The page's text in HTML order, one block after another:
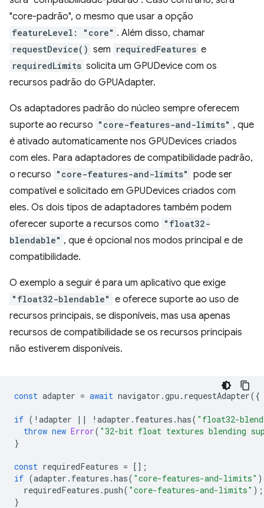
"core-padrão", o mesmo que usar a opção
featureLevel: "core" . Além disso, chamar
requestDevice() sem requiredFeatures e
requiredLimits solicita um GPUDevice com os
recursos padrão do GPUAdapter.
Os adaptadores padrão do núcleo sempre oferecem
suporte ao recurso "core-features-and-limits" , que
é ativado automaticamente nos GPUDevices criados
com eles. Para adaptadores de compatibilidade padrão,
o recurso "core-features-and-limits" pode ser
compatível e solicitado em GPUDevices criados com
eles. Os dois tipos de adaptadores também podem
oferecer suporte a recursos como "float32-
blendable" , que é opcional nos modos principal e de
compatibilidade.
O exemplo a seguir é para um aplicativo que exige
"float32-blendable" e oferece suporte ao uso de
recursos principais, se disponíveis, mas usa apenas
recursos de compatibilidade se os recursos principais
não estiverem disponíveis.
const adapter = await navigator .gpu . requestAdapter({
if ( ! adapter || ! adapter . features .has( "float32-
throw new Error( "32-bit float textures blending
}
const requiredFeatures = [];
if (adapter . features .has( "core-features-and-limits"
requiredFeatures .push( "core-features-and-limits" );
}